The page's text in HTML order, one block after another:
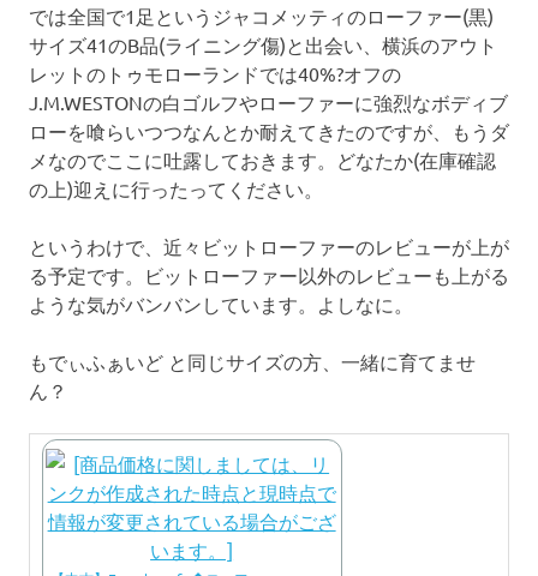
では全国で1足というジャコメッティのローファー(黒)
サイズ41のB品(ライニング傷)と出会い、横浜のアウト
レットのトゥモローランドでは40%?オフの
J.M.WESTONの白ゴルフやローファーに強烈なボディブ
ローを喰らいつつなんとか耐えてきたのですが、もうダ
メなのでここに吐露しておきます。どなたか(在庫確認
の上)迎えに行ったってください。
というわけで、近々ビットローファーのレビューが上が
る予定です。ビットローファー以外のレビューも上がる
ような気がバンバンしています。よしなに。
もでぃふぁいど と同じサイズの方、一緒に育てませ
ん？